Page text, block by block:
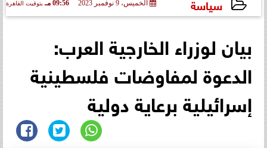
سياسة الخميس، 9 نوفمبر 2023 09:56 مـ بتوقيت القاهرة
بيان لوزراء الخارجية العرب:
الدعوة لمفاوضات فلسطينية
إسرائيلية برعاية دولية